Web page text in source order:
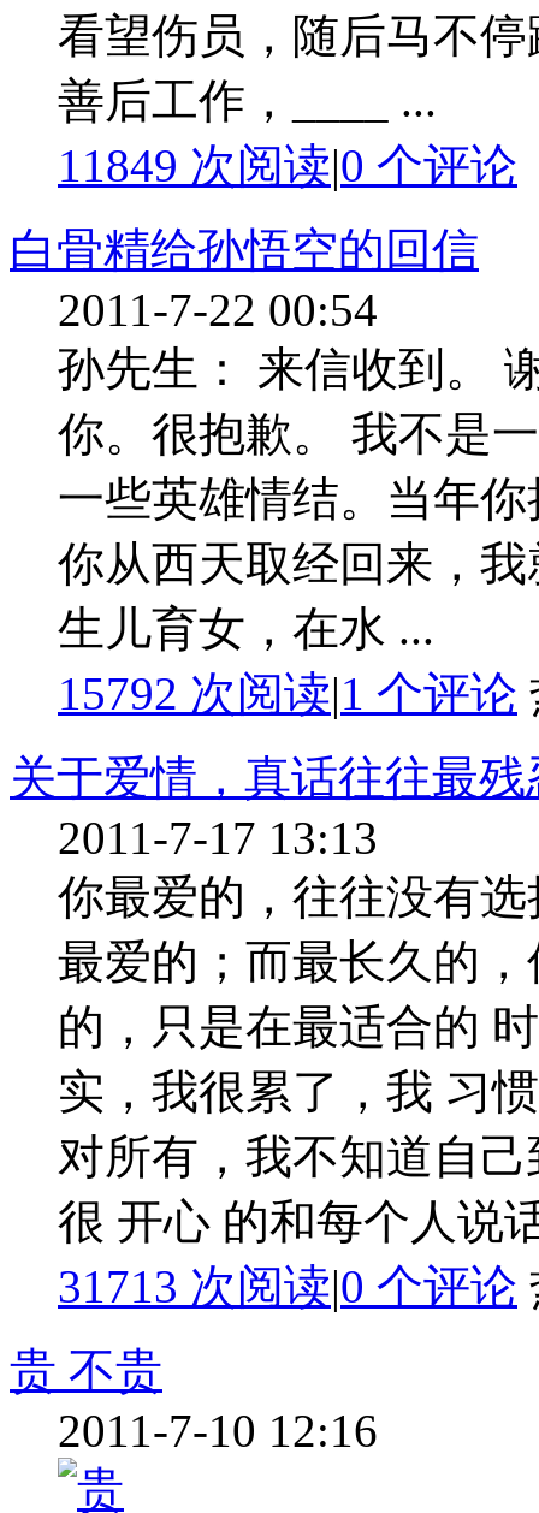
看望伤员，随后马不
善后工作，____ ...
11849 次阅读|0 个评论
白骨精给孙悟空的回信
2011-7-22 00:54
孙先生： 来信收到。
你。很抱歉。 我不是
一些英雄情结。当年
你从西天取经回来，
生儿育女，在水 ...
15792 次阅读|1 个评论
关于爱情，真话往往最残
2011-7-17 13:13
你最爱的，往往没有
最爱的；而最长久的
的，只是在最适合
实，我很累了，我 习
对所有，我不知道自
很 开心 的和每个人说
31713 次阅读|0 个评论
贵 不贵
2011-7-10 12:16